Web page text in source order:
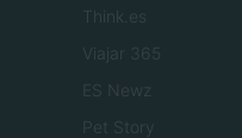
Think.es
Viajar 365
ES Newz
Pet Story